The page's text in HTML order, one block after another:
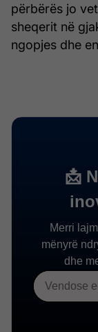
përbërës jo
sheqerit në
ngopjes dhe